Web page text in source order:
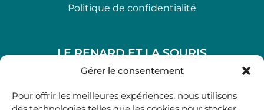
Gérer le consentement
Pour offrir les meilleures expériences, nous utilisons
Politique de confidentialité
LE RENARD ET LA SOURIS
48, rue Maubec 33210 LANGON
05 40 41 37 18